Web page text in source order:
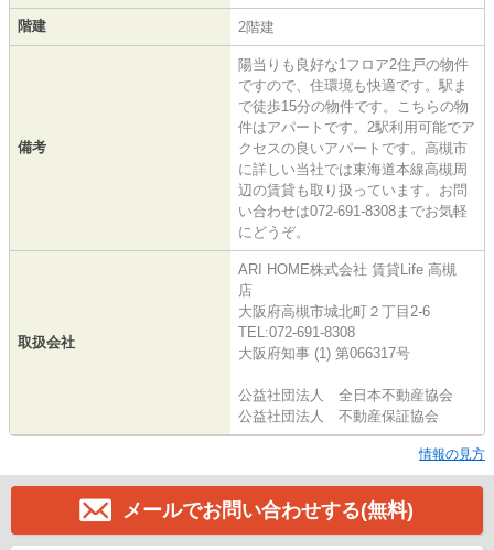
階建 2階建
備考
陽当りも良好な1フロア2住戸の物件
ですので、住環境も快適です。駅ま
で徒歩15分の物件です。こちらの物
件はアパートです。2駅利用可能でア
クセスの良いアパートです。高槻市
に詳しい当社では東海道本線高槻周
辺の賃貸も取り扱っています。お問
い合わせは072-691-8308までお気軽
にどうぞ。
取扱会社
ARI HOME株式会社 賃貸Life 高槻
店
大阪府高槻市城北町２丁目2-6
TEL:072-691-8308
大阪府知事 (1) 第066317号
公益社団法人 全日本不動産協会
公益社団法人 不動産保証協会
情報の見方
メールでお問い合わせする(無料)